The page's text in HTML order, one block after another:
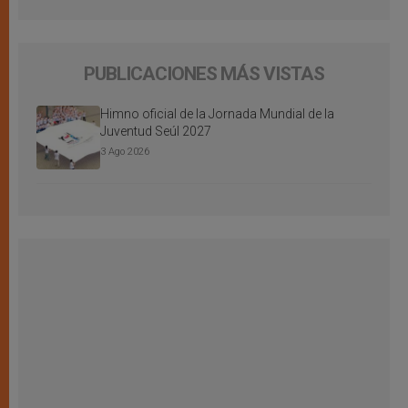
PUBLICACIONES MÁS VISTAS
Himno oficial de la Jornada Mundial de la
Juventud Seúl 2027
3 Ago 2026